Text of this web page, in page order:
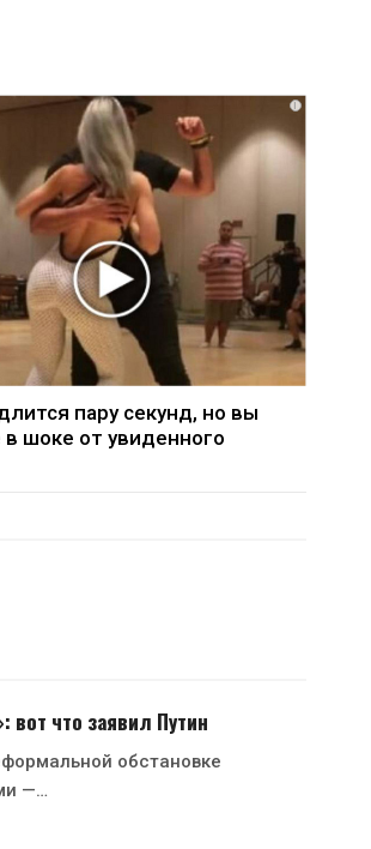
i
пару секунд, но вы
в шоке от увиденного
вот что заявил Путин
обстановке
—…